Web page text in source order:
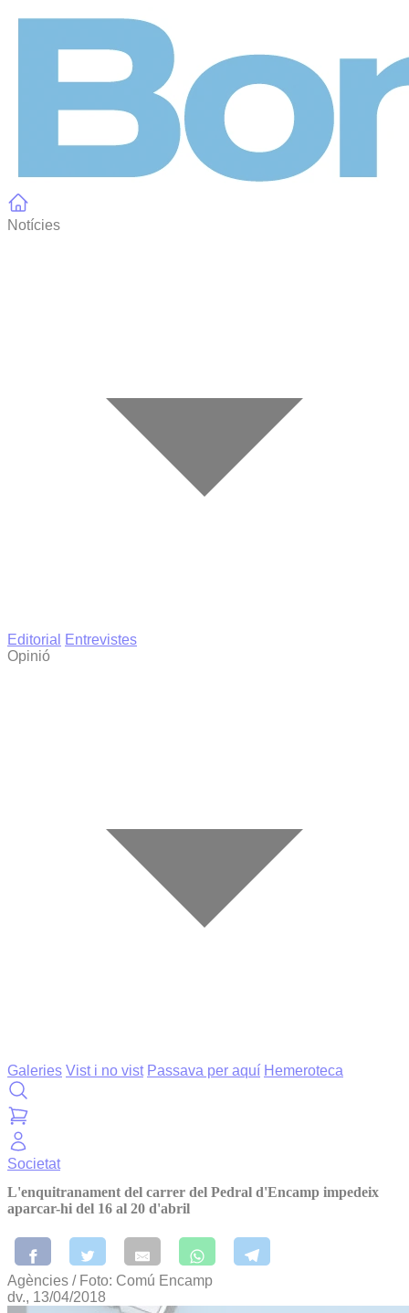
Notícies
Editorial
Entrevistes
Opinió
Galeries Vist i no vist Passava per aquí Hemeroteca
Societat
L'enquitranament del carrer del Pedral d'Encamp impedeix
aparcar-hi del 16 al 20 d'abril
Agències / Foto: Comú Encamp
dv., 13/04/2018